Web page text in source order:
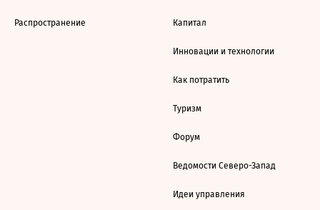
Распространение Капитал
Инновации и технологии
Как потратить
Туризм
Форум
Ведомости Северо-Запад
Идеи управления